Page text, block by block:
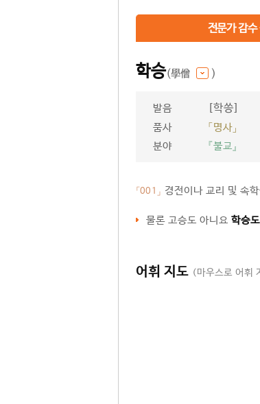
전문가 감수
학승(學僧 )
발음 [학씅]
품사
「명사」
분야
『불교』
「001」 경전이나 교리 및 속
물론 고승도 아니요 학승도
어휘 지도 (마우스로 어휘